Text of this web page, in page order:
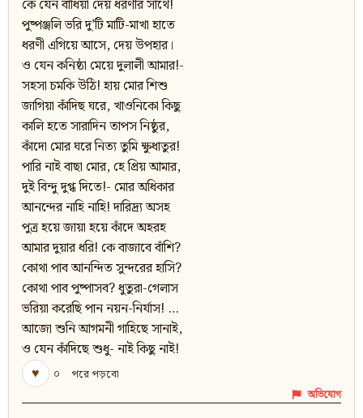
কে যেন বাঁধিয়া দেয় ধরণীর সাথে!
পুষ্পঞ্জলি ভরি দু’টি মাটি-মাখা হাতে
ধরণী এগিয়ে আসে, দেয় উপহার।
ও যেন কনিষ্ঠা মেয়ে দুলালী আমার!-
সহসা চমকি উঠি! হায় মোর শিশু
জাগিয়া কাঁদিছ ঘরে, খাওনিকো কিছু
কালি হতে সারাদিন তাপস নিষ্ঠুর,
কাঁদো মোর ঘরে নিত্য তুমি ক্ষুধাতুর!
পারি নাই বাছা মোর, হে প্রিয় আমার,
দুই বিন্দু দুগ্ধ দিতে!- মোর অধিকার
আনন্দের নাহি নাহি! দারিদ্র্য অসহ
পুত্র হয়ে জায়া হয়ে কাঁদে অহরহ
আমার দুয়ার ধরি! কে বাজাবে বাঁশি?
কোথা পাব আনন্দিত সুন্দরের হাসি?
কোথা পাব পুষ্পাসব? ধুতুরা-গেলাস
ভরিয়া করেছি পান নয়ন-নির্যাস! …
আজো শুনি আগমনী গাহিছে সানাই,
ও যেন কাঁদিছে শুধু- নাই কিছু নাই!
♥
০ পরে পড়বো
অভিযোগ